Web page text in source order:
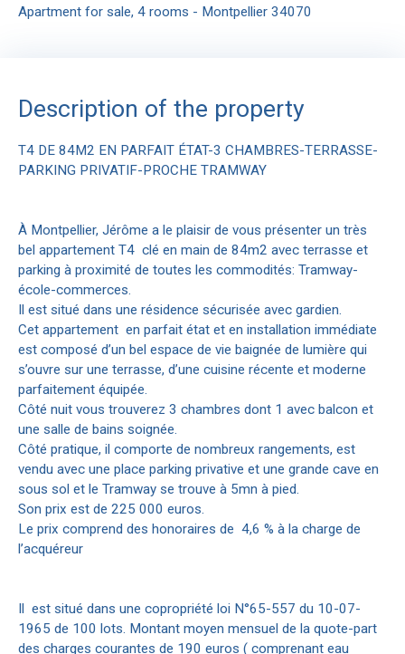
Apartment for sale, 4 rooms - Montpellier 34070
Description of the property
T4 DE 84M2 EN PARFAIT ÉTAT-3 CHAMBRES-TERRASSE-
PARKING PRIVATIF-PROCHE TRAMWAY
À Montpellier, Jérôme a le plaisir de vous présenter un très
bel appartement T4 clé en main de 84m2 avec terrasse et
parking à proximité de toutes les commodités: Tramway-
école-commerces.
Il est situé dans une résidence sécurisée avec gardien.
Cet appartement en parfait état et en installation immédiate
est composé d’un bel espace de vie baignée de lumière qui
s’ouvre sur une terrasse, d’une cuisine récente et moderne
parfaitement équipée.
Côté nuit vous trouverez 3 chambres dont 1 avec balcon et
une salle de bains soignée.
Côté pratique, il comporte de nombreux rangements, est
vendu avec une place parking privative et une grande cave en
sous sol et le Tramway se trouve à 5mn à pied.
Son prix est de 225 000 euros.
Le prix comprend des honoraires de 4,6 % à la charge de
l’acquéreur
Il est situé dans une copropriété loi N°65-557 du 10-07-
1965 de 100 lots. Montant moyen mensuel de la quote-part
des charges courantes de 190 euros ( comprenant eau